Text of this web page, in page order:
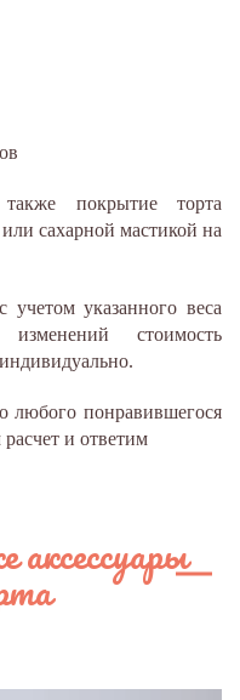
покрытие торта
сахарной мастикой на
указанного веса
стоимость
любого понравившегося
и ответим